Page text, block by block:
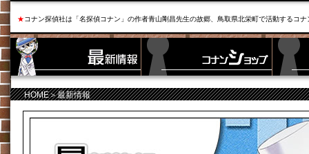
★コナン探偵社は「名探偵コナン」の作者青山剛昌先生の故郷、鳥取県北栄町で活動するコ
HOME＞最新情報